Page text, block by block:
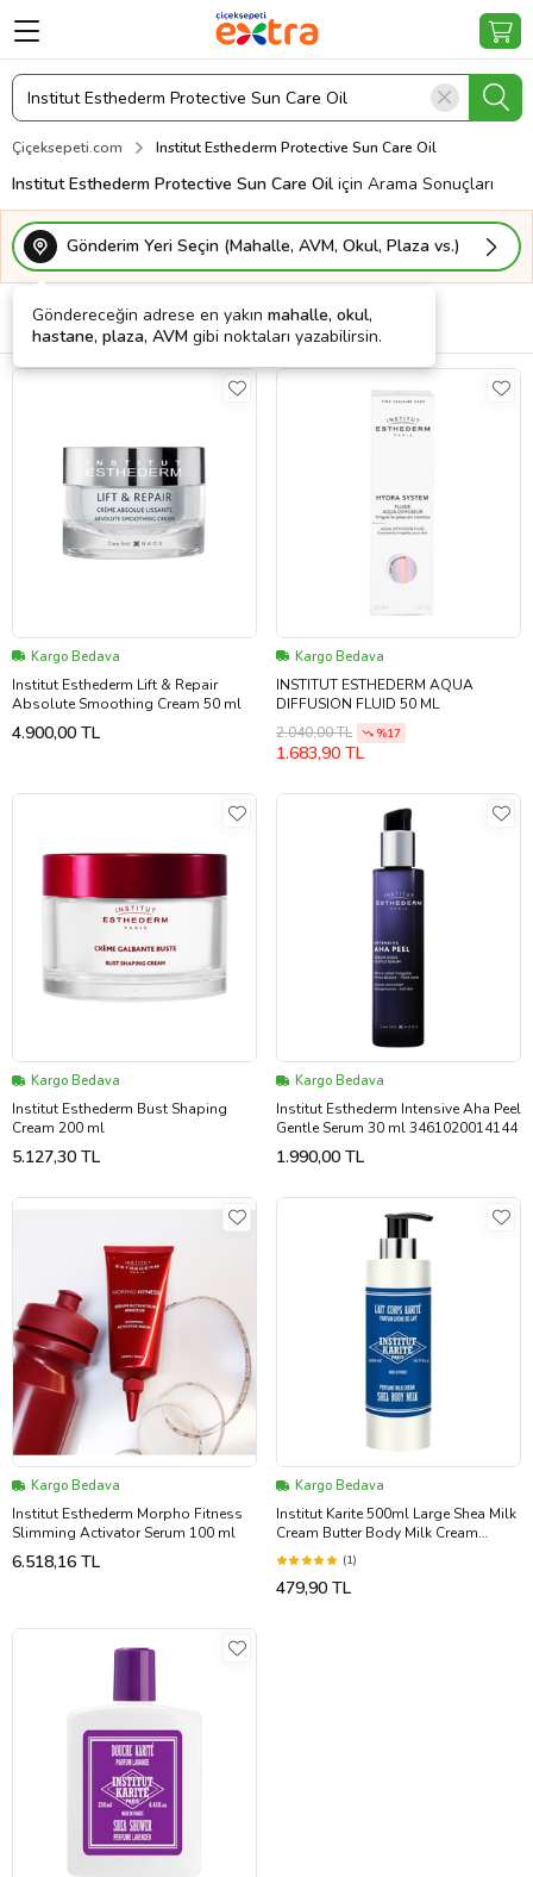
Çiçeksepeti.com Institut Esthederm Protective Sun Care Oil
Institut Esthederm Protective Sun Care Oil için Arama Sonuçları
Gönderim Yeri Seçin (Mahalle, AVM, Okul, Plaza vs.)
Göndereceğin adrese en yakın mahalle, okul,
hastane, plaza, AVM gibi noktaları yazabilirsin.
Filtrele Sırala Kargo Bedava
Kargo Bedava
Institut Esthederm Lift & Repair
Absolute Smoothing Cream 50 ml
4.900,00 TL
Kargo Bedava
INSTITUT ESTHEDERM AQUA
DIFFUSION FLUID 50 ML
2.040,00 TL
%17
1.683,90 TL
Kargo Bedava
Institut Esthederm Bust Shaping
Cream 200 ml
5.127,30 TL
Kargo Bedava
Institut Esthederm Intensive Aha Peel
Gentle Serum 30 ml 3461020014144
1.990,00 TL
Kargo Bedava
Institut Esthederm Morpho Fitness
Slimming Activator Serum 100 ml
6.518,16 TL
Kargo Bedava
Institut Karite 500ml Large Shea Milk
Cream Butter Body Milk Cream
500ml
(1)
479,90 TL